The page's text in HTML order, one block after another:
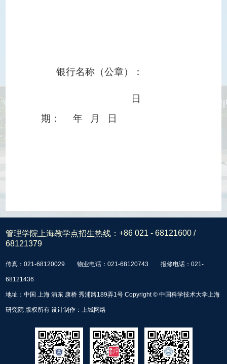
银行名称（公章）：
日
期：
年 月 日
管理学院上海教学点招生热线：+86 021 - 68121600 /
68121379
传真：021-68120029 物业电话：021-68120743 报修电话：021-
68121436
地址：中国 上海 浦东 康桥 秀浦路189弄1号 Copyright © 中国科学技术大学上海
研究院 版权所有 设计制作： 上城网络